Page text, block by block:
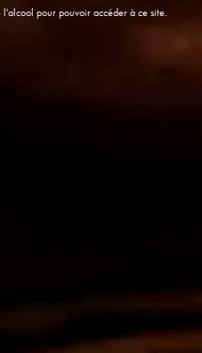
pour pouvoir accéder à ce site.